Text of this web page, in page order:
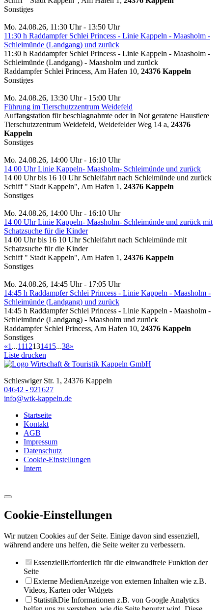
Sonstiges
Mo. 24.08.26, 11:30 Uhr - 13:50 Uhr
11:30 h Raddampfer Schlei Princess - Linie Kappeln - Maasholm -
Schleimünde (Landgang) und zurück
11:30 h Raddampfer Schlei Princess - Linie Kappeln - Maasholm -
Schleimünde (Landgang) - Maasholm und zurück
Raddampfer Schlei Princess, Am Hafen 10, 24376 Kappeln
Sonstiges
Mo. 24.08.26, 13:30 Uhr - 15:00 Uhr
Führung im Tierschutzzentrum Weidefeld
Auffangstation für beschlagnahmte oder in Not geratene Haustiere
Tierschutzzentrum Weidefeld, Weidefelder Weg 14 a, 24376
Kappeln
Sonstiges
Mo. 24.08.26, 14:00 Uhr - 16:10 Uhr
14 00 Uhr Linie Kappeln- Maasholm- Schleimünde und zurück
14 00 Uhr bis 16 10 Uhr Schleifahrt nach Schleimünde und zurück
Schiff " Stadt Kappeln", Am Hafen 1, 24376 Kappeln
Sonstiges
Mo. 24.08.26, 14:00 Uhr - 16:10 Uhr
14 00 Uhr Linie Kappeln- Maasholm- Schleimünde und zurück mit
Schatzsuche für die Kinder
14 00 Uhr bis 16 10 Uhr Schleifahrt nach Schleimünde mit
Schatzsuche für die Kinder
Schiff " Stadt Kappeln", Am Hafen 1, 24376 Kappeln
Sonstiges
Mo. 24.08.26, 14:45 Uhr - 17:05 Uhr
14:45 h Raddampfer Schlei Princess - Linie Kappeln - Maasholm -
Schleimünde (Landgang) und zurück
14:45 h Raddampfer Schlei Princess - Linie Kappeln - Maasholm -
Schleimünde (Landgang) - Maasholm und zurück
Raddampfer Schlei Princess, Am Hafen 10, 24376 Kappeln
Sonstiges
«1 ...1112131415...38»
Liste drucken
Schleswiger Str. 1, 24376 Kappeln
04642 - 921627
info@wtk-kappeln.de
Startseite
Kontakt
AGB
Impressum
Datenschutz
Cookie-Einstellungen
Intern
Cookie-Einstellungen
Wir nutzen Cookies auf der Seite. Einige davon sind essenziell,
während andere uns helfen, die Seite weiter zu verbessern.
EssenziellErforderlich für die einwandfreie Funktion der
Seite
Externe MedienAnzeige von externen Inhalten wie z.B.
Videos, Karten oder Widgets
StatistikDie Informationen z.B. von Google Analytics